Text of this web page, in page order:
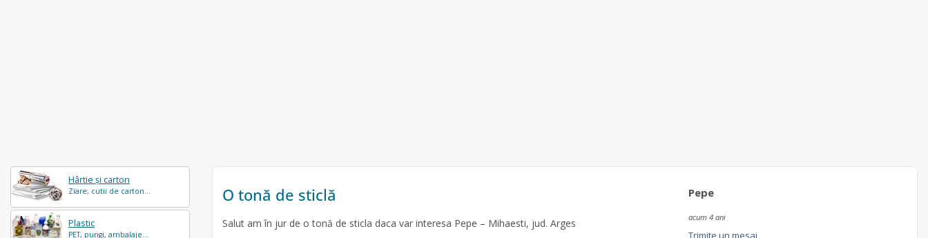
Hârtie și carton
Ziare, cutii de carton...
Plastic
PET, pungi, ambalaje...
O tonă de sticlă
Salut am în jur de o tonă de sticla daca var interesa Pepe – Mihaesti, jud. Arges
Pepe
acum 4 ani
Trimite un mesaj